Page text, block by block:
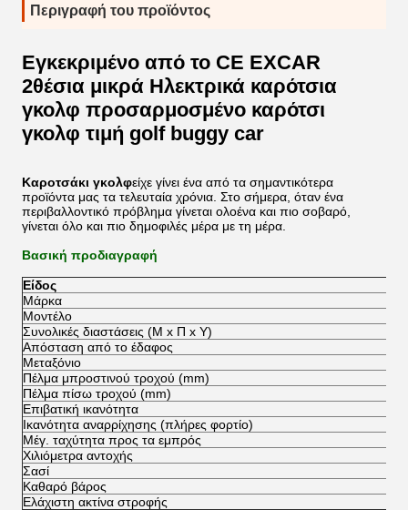
Περιγραφή του προϊόντος
Εγκεκριμένο από το CE EXCAR
2θέσια μικρά Ηλεκτρικά καρότσια
γκολφ προσαρμοσμένο καρότσι
γκολφ τιμή golf buggy car
Καροτσάκι γκολφείχε γίνει ένα από τα σημαντικότερα
προϊόντα μας τα τελευταία χρόνια. Στο σήμερα, όταν ένα
περιβαλλοντικό πρόβλημα γίνεται ολοένα και πιο σοβαρό,
γίνεται όλο και πιο δημοφιλές μέρα με τη μέρα.
Βασική προδιαγραφή
Είδος
Μάρκα
Μοντέλο
Συνολικές διαστάσεις (Μ x Π x Υ)
Απόσταση από το έδαφος
Μεταξόνιο
Πέλμα μπροστινού τροχού (mm)
Πέλμα πίσω τροχού (mm)
Επιβατική ικανότητα
Ικανότητα αναρρίχησης (πλήρες φορτίο)
Μέγ. ταχύτητα προς τα εμπρός
Χιλιόμετρα αντοχής
Σασί
Καθαρό βάρος
Ελάχιστη ακτίνα στροφής